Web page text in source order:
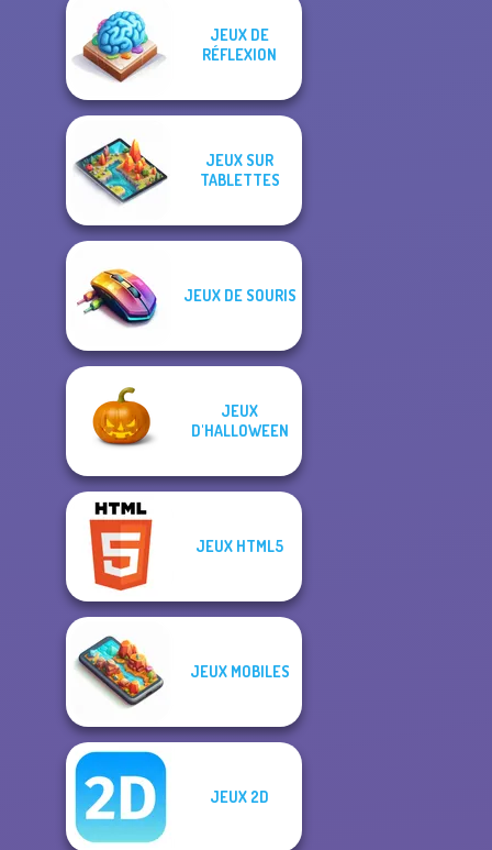
JEUX DE
RÉFLEXION
JEUX SUR
TABLETTES
JEUX DE SOURIS
JEUX
D'HALLOWEEN
JEUX HTML5
JEUX MOBILES
JEUX 2D